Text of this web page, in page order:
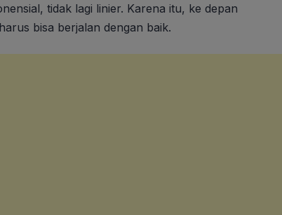
tidak lagi linier. Karena itu, ke depan
bisa berjalan dengan baik.